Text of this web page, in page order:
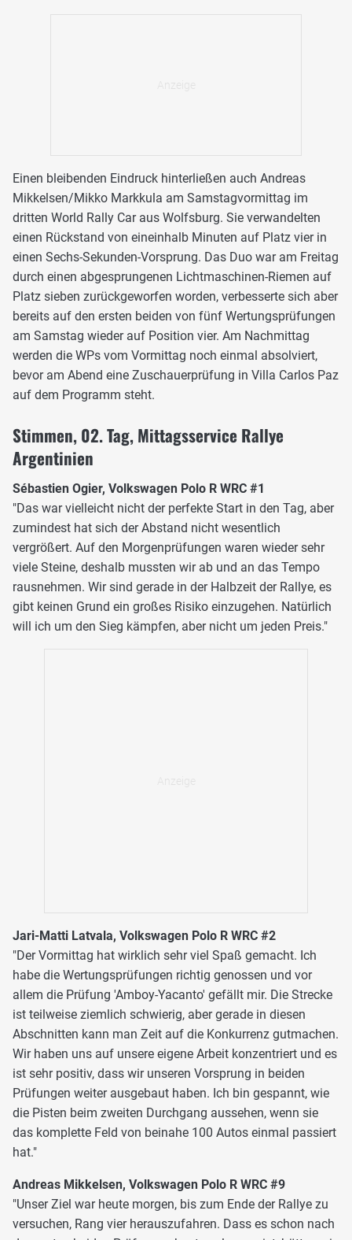
Einen bleibenden Eindruck hinterließen auch Andreas
Mikkelsen/Mikko Markkula am Samstagvormittag im
dritten World Rally Car aus Wolfsburg. Sie verwandelten
einen Rückstand von eineinhalb Minuten auf Platz vier in
einen Sechs-Sekunden-Vorsprung. Das Duo war am Freitag
durch einen abgesprungenen Lichtmaschinen-Riemen auf
Platz sieben zurückgeworfen worden, verbesserte sich aber
bereits auf den ersten beiden von fünf Wertungsprüfungen
am Samstag wieder auf Position vier. Am Nachmittag
werden die WPs vom Vormittag noch einmal absolviert,
bevor am Abend eine Zuschauerprüfung in Villa Carlos Paz
auf dem Programm steht.
Stimmen, 02. Tag, Mittagsservice Rallye
Argentinien
Sébastien Ogier, Volkswagen Polo R WRC #1
"Das war vielleicht nicht der perfekte Start in den Tag, aber
zumindest hat sich der Abstand nicht wesentlich
vergrößert. Auf den Morgenprüfungen waren wieder sehr
viele Steine, deshalb mussten wir ab und an das Tempo
rausnehmen. Wir sind gerade in der Halbzeit der Rallye, es
gibt keinen Grund ein großes Risiko einzugehen. Natürlich
will ich um den Sieg kämpfen, aber nicht um jeden Preis."
Jari-Matti Latvala, Volkswagen Polo R WRC #2
"Der Vormittag hat wirklich sehr viel Spaß gemacht. Ich
habe die Wertungsprüfungen richtig genossen und vor
allem die Prüfung 'Amboy-Yacanto' gefällt mir. Die Strecke
ist teilweise ziemlich schwierig, aber gerade in diesen
Abschnitten kann man Zeit auf die Konkurrenz gutmachen.
Wir haben uns auf unsere eigene Arbeit konzentriert und es
ist sehr positiv, dass wir unseren Vorsprung in beiden
Prüfungen weiter ausgebaut haben. Ich bin gespannt, wie
die Pisten beim zweiten Durchgang aussehen, wenn sie
das komplette Feld von beinahe 100 Autos einmal passiert
hat."
Andreas Mikkelsen, Volkswagen Polo R WRC #9
"Unser Ziel war heute morgen, bis zum Ende der Rallye zu
versuchen, Rang vier herauszufahren. Dass es schon nach